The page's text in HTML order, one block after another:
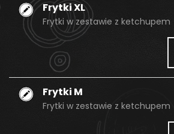
Frytki XL
Frytki w zestawie z ketchupem
Frytki M
Frytki w zestawie z ketchupem